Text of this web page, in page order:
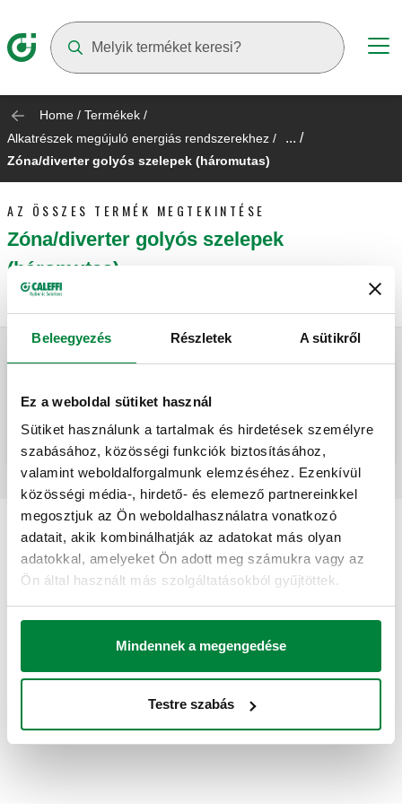
Beleegyezés Részletek A sütikről
Ez a weboldal sütiket használ
Sütiket használunk a tartalmak és hirdetések személyre
szabásához, közösségi funkciók biztosításához,
valamint weboldalforgalmunk elemzéséhez. Ezenkívül
közösségi média-, hirdető- és elemező partnereinkkel
megosztjuk az Ön weboldalhasználatra vonatkozó
adatait, akik kombinálhatják az adatokat más olyan
adatokkal, amelyeket Ön adott meg számukra vagy az
Ön által használt más szolgáltatásokból gyűjtöttek.
Mindennek a megengedése
Testre szabás
Home / Termékek /
Alkatrészek megújuló energiás rendszerekhez / ... /
Zóna/diverter golyós szelepek (háromutas)
AZ ÖSSZES TERMÉK MEGTEKINTÉSE
Zóna/diverter golyós szelepek
(háromutas)
Háromutas motoros terelő golyóscsap.